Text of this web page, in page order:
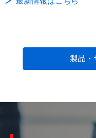
製品・